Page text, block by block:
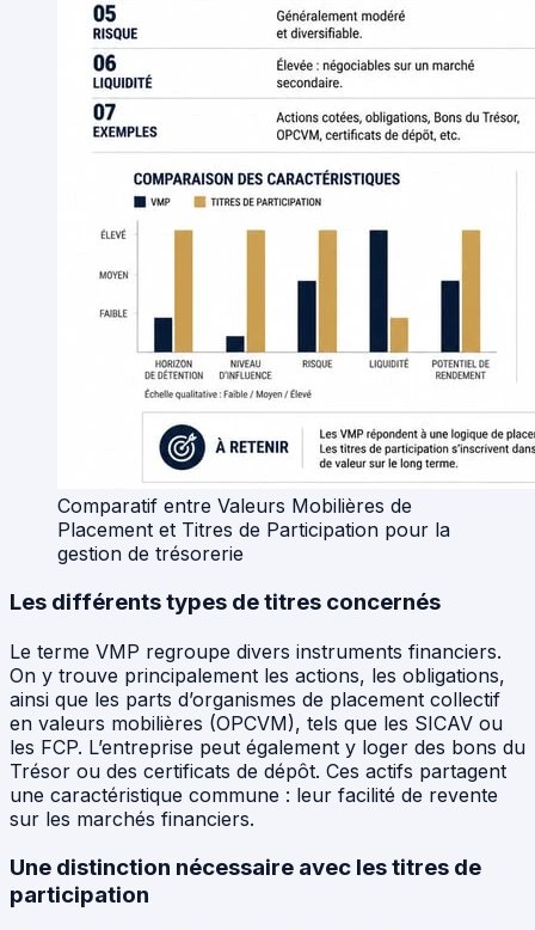
Comparatif entre Valeurs Mobilières de
Placement et Titres de Participation pour la
gestion de trésorerie
Les différents types de titres concernés
Le terme VMP regroupe divers instruments financiers.
On y trouve principalement les actions, les obligations,
ainsi que les parts d’organismes de placement collectif
en valeurs mobilières (OPCVM), tels que les SICAV ou
les FCP. L’entreprise peut également y loger des bons du
Trésor ou des certificats de dépôt. Ces actifs partagent
une caractéristique commune : leur facilité de revente
sur les marchés financiers.
Une distinction nécessaire avec les titres de
participation